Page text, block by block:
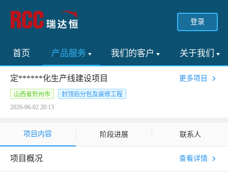
登录
首页 产品服务 我们的客户 关于我们
定******化生产线建设项目 更多项目
山西省忻州市
封顶后分包及装修工程
2026-06-02 20:13
项目内容 阶段进展 联系人
项目概况 查看详情